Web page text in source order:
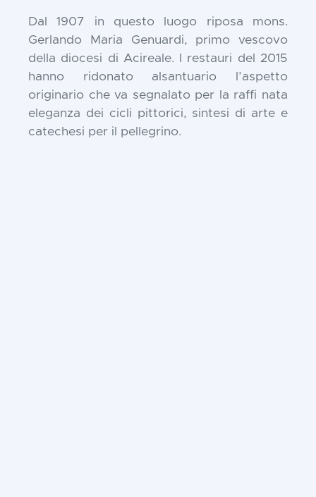
Dal 1907 in questo luogo riposa mons.
Gerlando Maria Genuardi, primo vescovo
della diocesi di Acireale. I restauri del 2015
hanno ridonato alsantuario l’aspetto
originario che va segnalato per la raffi nata
eleganza dei cicli pittorici, sintesi di arte e
catechesi per il pellegrino.